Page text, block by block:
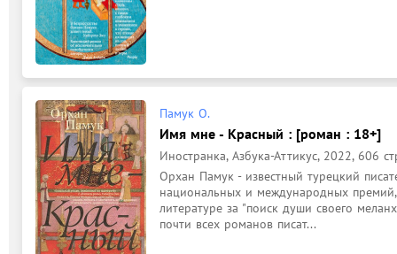
Памук О.
Имя мне - Красный : [роман : 18+]
Иностранка, Азбука-Аттикус, 2022, 606
Орхан Памук - известный турецкий
национальных и международных
литературе за "поиск души своего
почти всех романов писат...